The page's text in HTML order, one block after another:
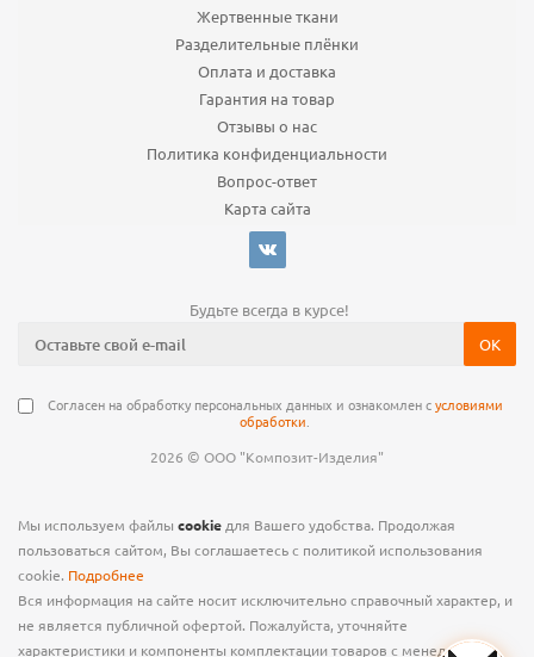
Жертвенные ткани
Разделительные плёнки
Оплата и доставка
Гарантия на товар
Отзывы о нас
Политика конфиденциальности
Вопрос-ответ
Карта сайта
Будьте всегда в курсе!
Согласен на обработку персональных данных и ознакомлен сусловиями
обработки
2026 © ООО "Композит-Изделия"
Мы используем файлы cookie для Вашего удобства. Продолжая
пользоваться сайтом, Вы соглашаетесь с политикой использования
cookie. Подробнее
Вся информация на сайте носит исключительно справочный характер, и
не является публичной офертой. Пожалуйста, уточняйте
характеристики и компоненты комплектации товаров с менеджером